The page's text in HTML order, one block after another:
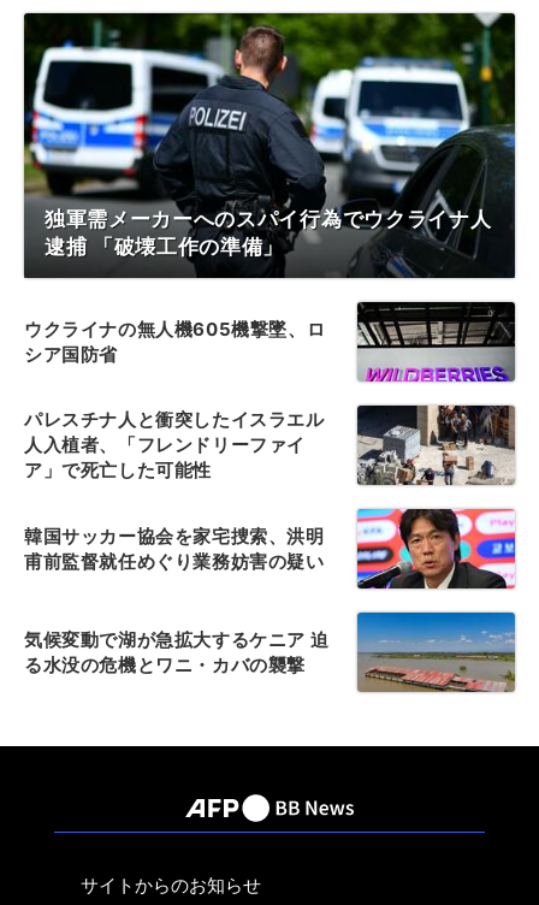
独軍需メーカーへのスパイ行為でウクライナ人
逮捕 「破壊工作の準備」
ウクライナの無人機605機撃墜、ロ
シア国防省
パレスチナ人と衝突したイスラエル
人入植者、「フレンドリーファイ
ア」で死亡した可能性
韓国サッカー協会を家宅捜索、洪明
甫前監督就任めぐり業務妨害の疑い
気候変動で湖が急拡大するケニア 迫
る水没の危機とワニ・カバの襲撃
サイトからのお知らせ